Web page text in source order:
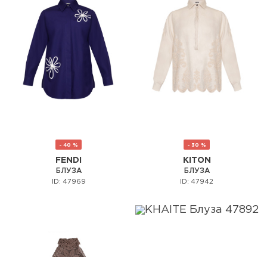
- 40 %
FENDI
БЛУЗА
ID: 47969
- 30 %
KITON
БЛУЗА
ID: 47942